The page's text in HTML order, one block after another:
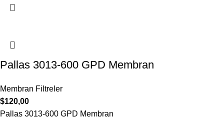
Pallas 3013-600 GPD Membran
Membran Filtreler
$120,00
Pallas 3013-600 GPD Membran